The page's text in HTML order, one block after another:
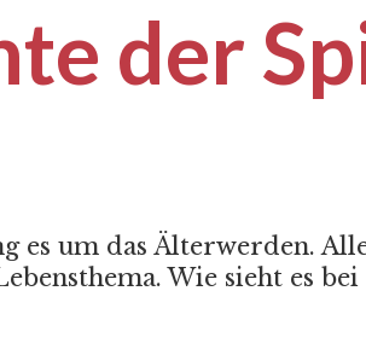
der
um das Älterwerden.
Wie sieht es bei